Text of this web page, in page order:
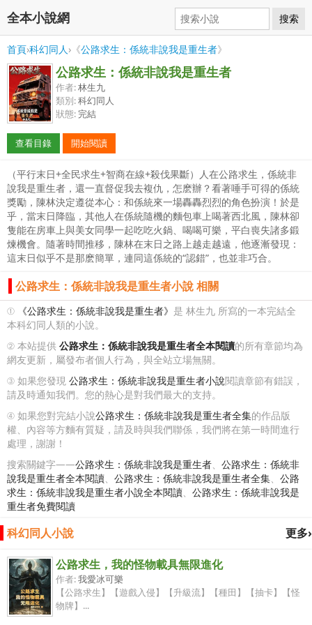
全本小說網 搜索
首頁›科幻同人›《公路求生：係統非說我是重生者》
公路求生：係統非說我是重生者
作者:林生九
類別:科幻同人
狀態: 完結
查看目錄 開始閱讀
（平行末日+全民求生+智商在線+殺伐果斷）人在公路求生，係統非
說我是重生者，還一直督促我去複仇，怎麽辦？看著唾手可得的係統
獎勵，陳林決定遵從本心：和係統來一場轟轟烈烈的角色扮演！於是
乎，當末日降臨，其他人在係統隨機的麵包車上喝著西北風，陳林卻
隻能在房車上與美女同學一起吃吃火鍋、喝喝可樂，平白喪失諸多鍛
煉機會。隨著時間推移，陳林在末日之路上越走越遠，他逐漸發現：
這末日似乎不是那麽簡單，連同這係統的“認錯”，也並非巧合。
公路求生：係統非說我是重生者小說 相關
① 《公路求生：係統非說我是重生者》 是 林生九 所寫的一本完結全
本科幻同人類的小說。
② 本站提供 公路求生：係統非說我是重生者全本閱讀的所有章節均為
網友更新，屬發布者個人行為，與全站立場無關。
③ 如果您發現 公路求生：係統非說我是重生者小說閱讀章節有錯誤，
請及時通知我們。您的熱心是對我們最大的支持。
④ 如果您對完結小說公路求生：係統非說我是重生者全集的作品版
權、內容等方麵有質疑，請及時與我們聯係，我們將在第一時間進行
處理，謝謝！
搜索關鍵字——公路求生：係統非說我是重生者、 公路求生：係統非
說我是重生者全本閱讀、 公路求生：係統非說我是重生者全集、 公路
求生：係統非說我是重生者小說全本閱讀、 公路求生：係統非說我是
重生者免費閱讀
更多›
科幻同人小說
公路求生，我的怪物載具無限進化
作者:我愛冰可樂
【公路求生】【遊戲入侵】【升級流】【種田】【抽卡】【怪
物牌】...